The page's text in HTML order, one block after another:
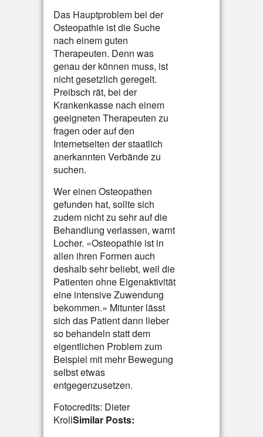
Das Hauptproblem bei der
Osteopathie ist die Suche
nach einem guten
Therapeuten. Denn was
genau der können muss, ist
nicht gesetzlich geregelt.
Preibsch rät, bei der
Krankenkasse nach einem
geeigneten Therapeuten zu
fragen oder auf den
Internetseiten der staatlich
anerkannten Verbände zu
suchen.
Wer einen Osteopathen
gefunden hat, sollte sich
zudem nicht zu sehr auf die
Behandlung verlassen, warnt
Locher. «Osteopathie ist in
allen ihren Formen auch
deshalb sehr beliebt, weil die
Patienten ohne Eigenaktivität
eine intensive Zuwendung
bekommen.» Mitunter lässt
sich das Patient dann lieber
so behandeln statt dem
eigentlichen Problem zum
Beispiel mit mehr Bewegung
selbst etwas
entgegenzusetzen.
Fotocredits: Dieter
KrollSimilar Posts: